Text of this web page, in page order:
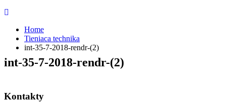
Home
Tieniaca technika
int-35-7-2018-rendr-(2)
int-35-7-2018-rendr-(2)
Kontakty